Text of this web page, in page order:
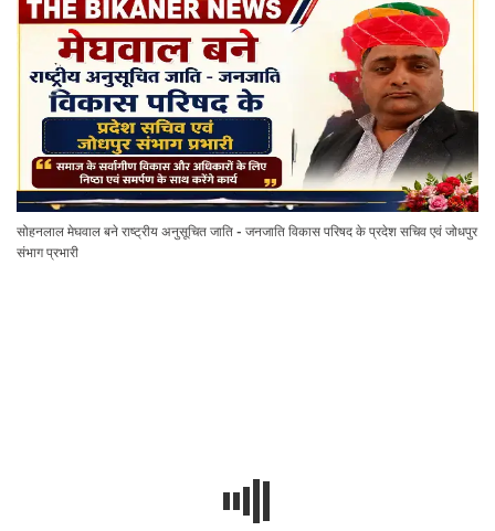
सोहनलाल मेघवाल बने राष्ट्रीय अनुसूचित जाति - जनजाति विकास परिषद के प्रदेश सचिव एवं जोधपुर
संभाग प्रभारी